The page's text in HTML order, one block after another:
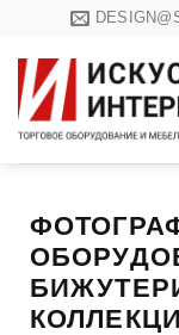
content